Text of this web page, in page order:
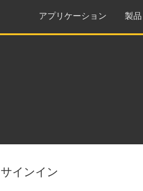
アプリケーション 製品
サインイン